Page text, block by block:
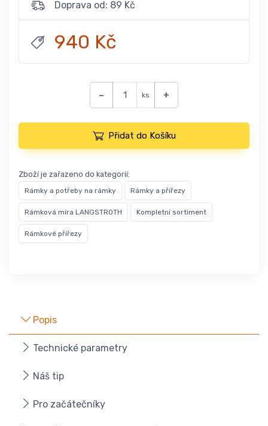
Doprava od: 89 Kč
940 Kč
− ks +
Přidat do Košíku
Zboží je zařazeno do kategorií:
Rámky a potřeby na rámky Rámky a přířezy
Rámková míra LANGSTROTH Kompletní sortiment
Rámkové přířezy
Popis
Technické parametry
Náš tip
Pro začátečníky